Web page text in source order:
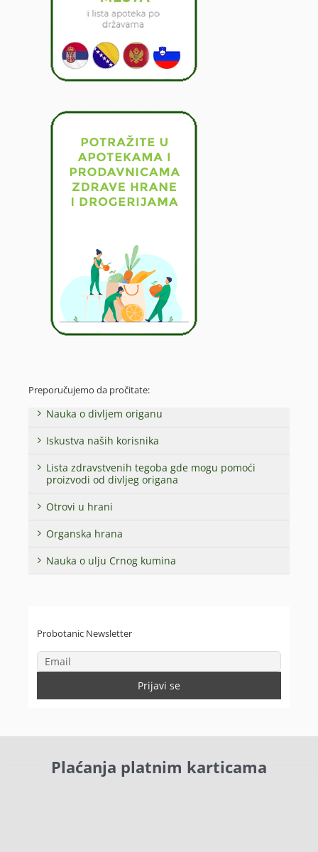
Preporučujemo da pročitate:
Nauka o divljem origanu
Iskustva naših korisnika
Lista zdravstvenih tegoba gde mogu pomoći
proizvodi od divljeg origana
Otrovi u hrani
Organska hrana
Nauka o ulju Crnog kumina
Probotanic Newsletter
Plaćanja platnim karticama